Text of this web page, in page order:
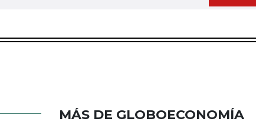
MÁS DE GLOBOECONOMÍA